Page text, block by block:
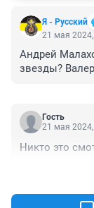
Я - Русский
21 мая
Андрей
звезды?
Гость
21 мая
Никто это